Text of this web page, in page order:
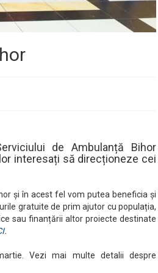
de Ambulanță Bihor
interesați să direcționeze cei
și în acest fel vom putea beneficia și
gratuite de prim ajutor cu populația,
sau finanțării altor proiecte destinate
.
Vezi mai multe detalii despre